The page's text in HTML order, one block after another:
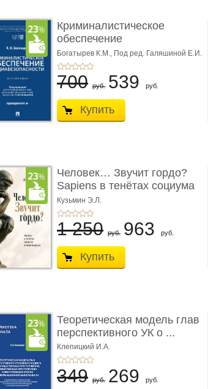
Криминалистическое
обеспечение
медиабезопас� ...
Богатырев К.М., Под ред. Галяшиной Е.И.
700 руб. 539 руб.
Купить
Человек… Звучит гордо?
Sapiens в тенётах социума
� ...
Кузьмин Э.Л.
1 250 руб. 963 руб.
Купить
Теоретическая модель глав
перспективного УК о ...
Клепицкий И.А.
349 руб. 269 руб.